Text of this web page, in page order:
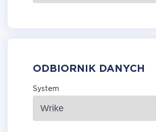
ODBIORNIK DANYCH
System